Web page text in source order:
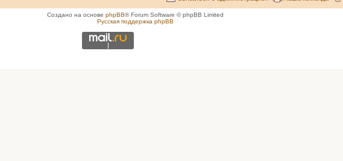
Создано на основе phpBB® Forum Software © phpBB Limited
Русская поддержка phpBB